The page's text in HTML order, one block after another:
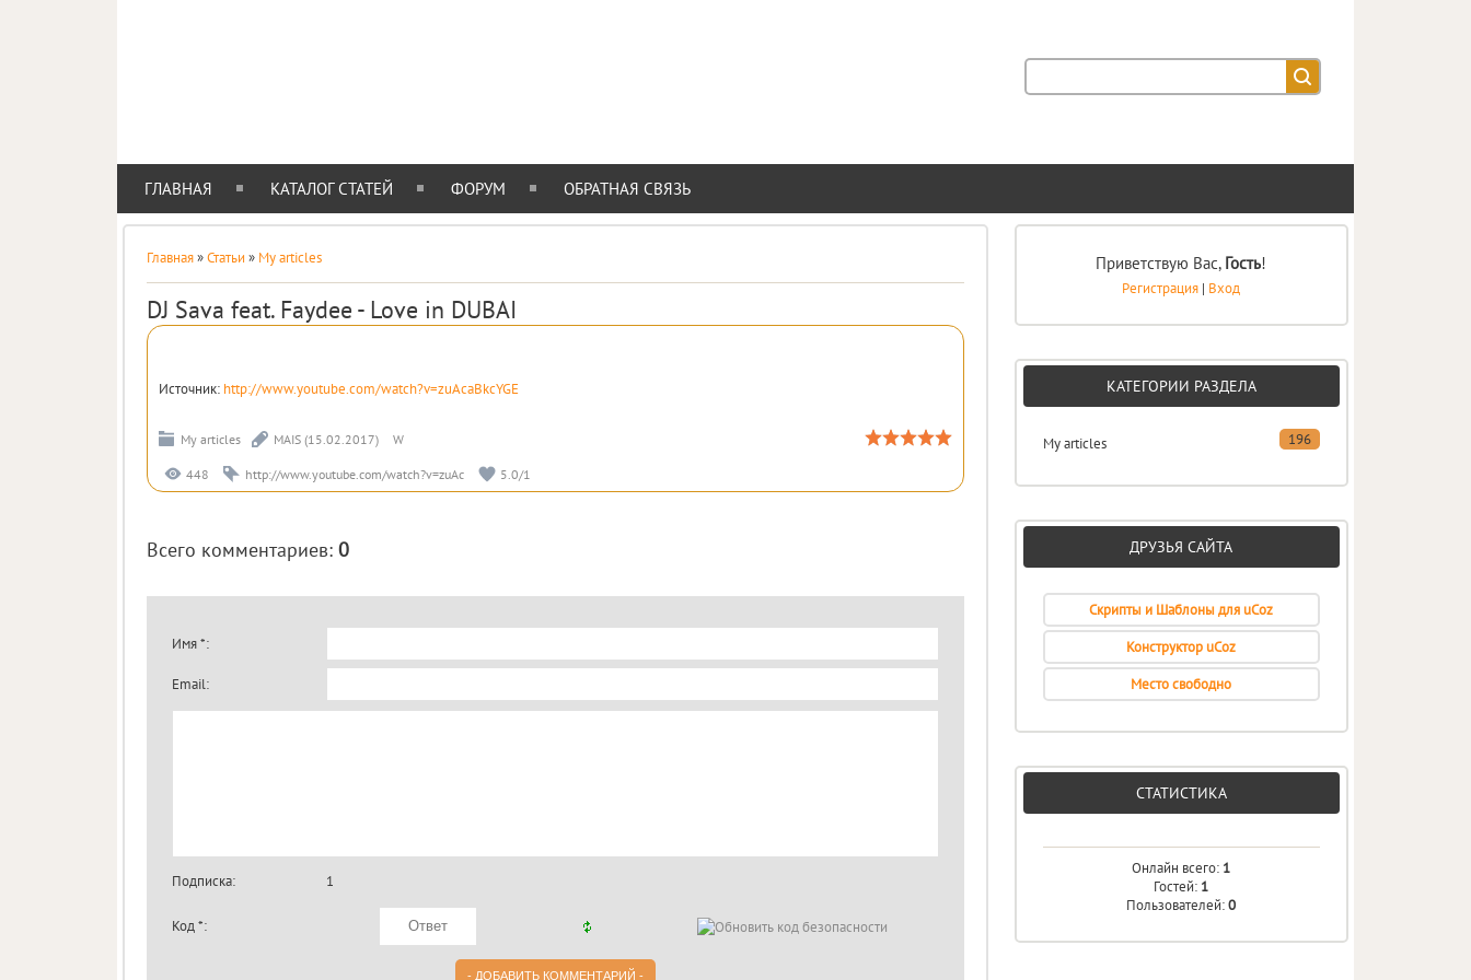
ГЛАВНАЯ КАТАЛОГ СТАТЕЙ ФОРУМ ОБРАТНАЯ СВЯЗЬ
Главная»Статьи » My articles
DJ Sava feat. Faydee - Love in DUBAI
Источник: http://www.youtube.com/watch?v=zuAcaBkcYGE
My articles MAIS (15.02.2017) W
448 http://www.youtube.com/watch?v=zuAc 5.0/1
Всего комментариев: 0
Имя *:
Email:
Подписка: 1
Код *:
Приветствую Вас, Гость!
Регистрация | Вход
КАТЕГОРИИ РАЗДЕЛА
My articles 196
ДРУЗЬЯ САЙТА
Скрипты и Шаблоны для uCoz
Конструктор uCoz
Место свободно
СТАТИСТИКА
Онлайн всего: 1
Гостей: 1
Пользователей:0